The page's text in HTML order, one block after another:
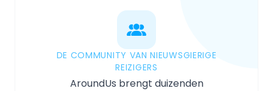
DE COMMUNITY VAN NIEUWSGIERIGE
REIZIGERS
AroundUs brengt duizenden